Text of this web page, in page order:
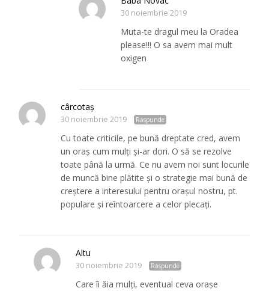
30 noiembrie 2019
Muta-te dragul meu la Oradea
please!!! O sa avem mai mult
oxigen
cârcotaş
30 noiembrie 2019 Răspunde
Cu toate criticile, pe bună dreptate cred, avem
un oraş cum mulţi şi-ar dori. O să se rezolve
toate până la urmă. Ce nu avem noi sunt locurile
de muncă bine plătite şi o strategie mai bună de
creştere a interesului pentru oraşul nostru, pt.
populare şi reîntoarcere a celor plecaţi.
Altu
30 noiembrie 2019 Răspunde
Care îi ăia mulți, eventual ceva orașe